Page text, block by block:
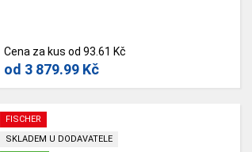
Cena za kusod 93.61 Kč
od 3 879.99 Kč
FISCHER
SKLADEM U DODAVATELE